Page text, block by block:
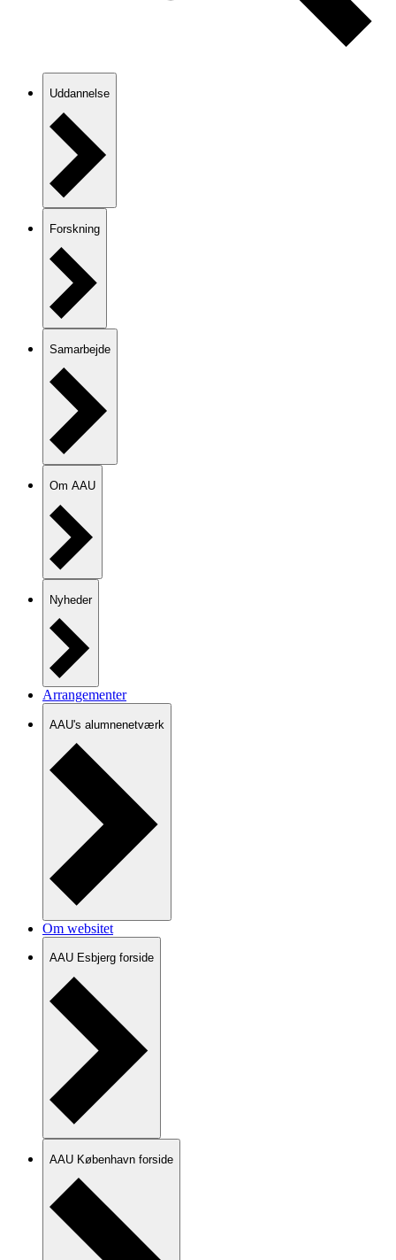
Uddannelse
Forskning
Samarbejde
Om AAU
Nyheder
Arrangementer
AAU's alumnenetværk
Om websitet
AAU Esbjerg forside
AAU København forside